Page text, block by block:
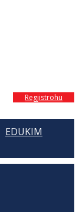
Regjistrohu
EDUKIM